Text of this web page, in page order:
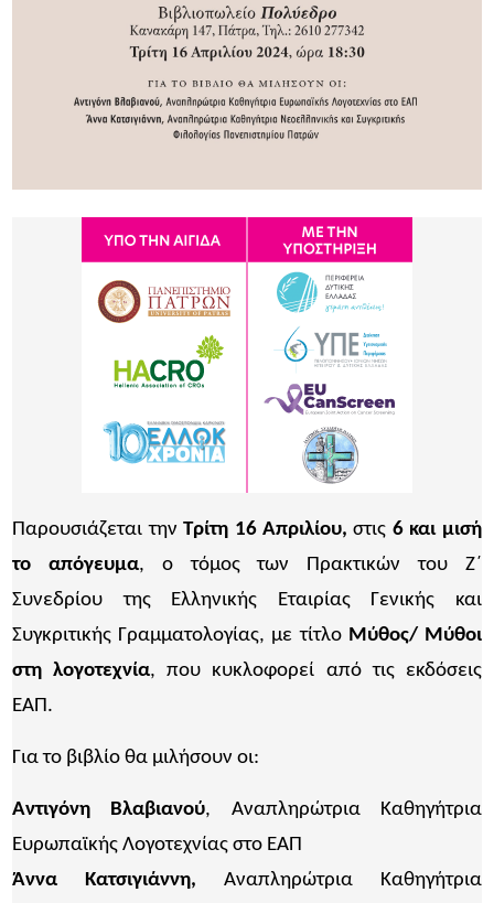
Παρουσιάζεται τηνΤρίτη 16 Απριλίου, στις 6 και μισή
το απόγευμα, ο τόμος των Πρακτικών του Ζ΄
Συνεδρίου της Ελληνικής Εταιρίας Γενικής και
Συγκριτικής Γραμματολογίας, με τίτλο Μύθος/ Μύθοι
στη λογοτεχνία, που κυκλοφορεί από τις εκδόσεις
ΕΑΠ.
Για το βιβλίο θα μιλήσουν οι:
Aντιγόνη Βλαβιανού, Αναπληρώτρια Καθηγήτρια
Ευρωπαϊκής Λογοτεχνίας στο ΕΑΠ
Άννα Κατσιγιάννη, Αναπληρώτρια Καθηγήτρια